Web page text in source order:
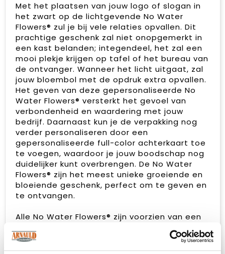
Met het plaatsen van jouw logo of slogan in
het zwart op de lichtgevende No Water
Flowers® zul je bij vele relaties opvallen. Dit
prachtige geschenk zal niet onopgemerkt in
een kast belanden; integendeel, het zal een
mooi plekje krijgen op tafel of het bureau van
de ontvanger. Wanneer het licht uitgaat, zal
jouw bloembol met de opdruk extra opvallen.
Het geven van deze gepersonaliseerde No
Water Flowers® versterkt het gevoel van
verbondenheid en waardering met jouw
bedrijf. Daarnaast kun je de verpakking nog
verder personaliseren door een
gepersonaliseerde full-color achterkaart toe
te voegen, waardoor je jouw boodschap nog
duidelijker kunt overbrengen. De No Water
Flowers® zijn het meest unieke groeiende en
bloeiende geschenk, perfect om te geven en
te ontvangen.
Alle No Water Flowers® zijn voorzien van een
neergezet kan worden en deze altijd stabiel
blijft staan. De Originele No Water Flowers®